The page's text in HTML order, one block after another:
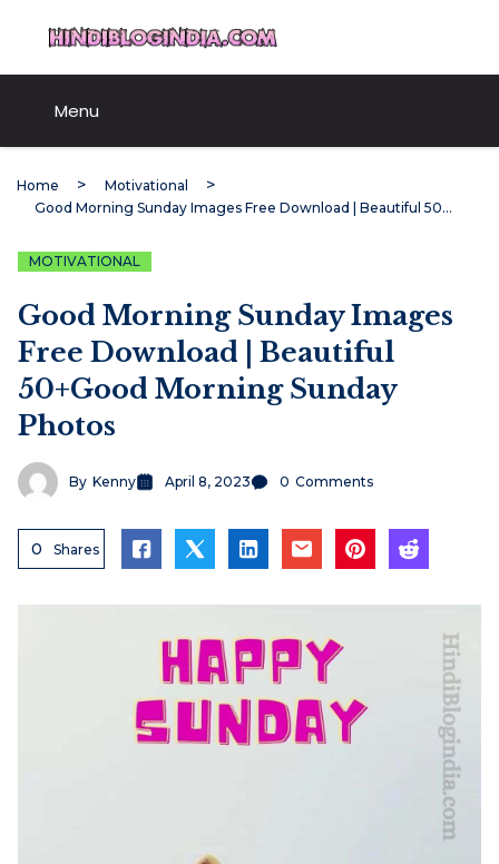
content
Menu
Home
Motivational
Good Morning Sunday Images Free Download | Beautiful 50+Good Morning Sunday Photos
MOTIVATIONAL
Good Morning Sunday Images
Free Download | Beautiful
50+Good Morning Sunday
Photos
By Kenny April 8, 2023 0 Comments
0 Shares